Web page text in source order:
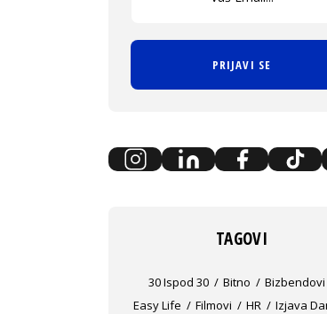
PRIJAVI SE
TAGOVI
30 Ispod 30 Bitno
Bizbendovi
Easy Life
Filmovi HR
Izjava